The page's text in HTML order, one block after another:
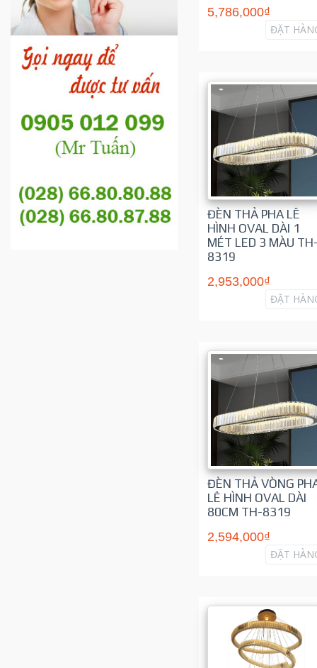
5,786,000₫
ĐẶT
ĐÈN THẢ PHA LÊ
HÌNH OVAL DÀI 1
MÉT LED 3 MÀU
8319
2,953,000₫
ĐẶT
ĐÈN THẢ VÒNG
LÊ HÌNH OVAL DÀI
80CM TH-8319
2,594,000₫
ĐẶT